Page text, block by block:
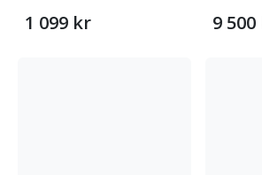
1 099 kr 9